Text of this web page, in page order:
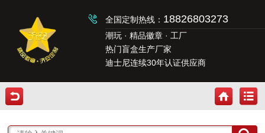
全国定制热线： 18826803273
潮玩 · 精品徽章 · 工厂
热门盲盒生产厂家
迪士尼连续30年认证供应商